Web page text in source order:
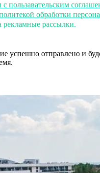
пользавательским
обработки
рекламные рассылки.
успешно отправлено и